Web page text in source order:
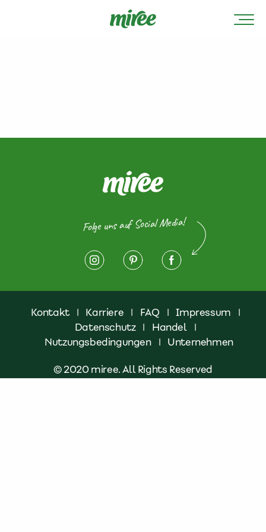
Folge uns auf Social Media!
Kontakt | Karriere | FAQ | Impressum
|
Datenschutz | Handel
|
Nutzungsbedingungen
| Unternehmen
© 2020 miree. All Rights Reserved